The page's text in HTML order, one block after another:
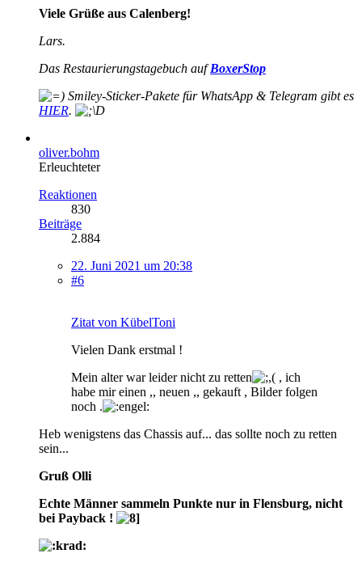
Viele Grüße aus Calenberg!
Lars.
Das Restaurierungstagebuch aufBoxerStop
Smiley-Sticker-Pakete für WhatsApp & Telegram gibt es
HIER.
oliver.bohm
Erleuchteter
Reaktionen
830
Beiträge
2.884
22. Juni 2021 um 20:38
#6
Zitat von KübelToni
Vielen Dank erstmal !
Mein alter war leider nicht zu retten
, ich
habe mir einen ,, neuen ,, gekauft , Bilder folgen
noch .
Heb wenigstens das Chassis auf... das sollte noch zu retten
sein...
Gruß Olli
Echte Männer sammeln Punkte nur in Flensburg, nicht
bei Payback !